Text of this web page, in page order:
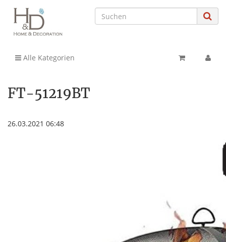
Alle Kategorien
FT-51219BT
26.03.2021 06:48